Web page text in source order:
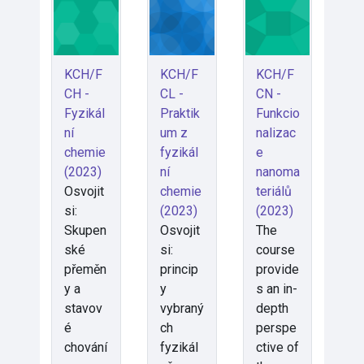
KCH/F
CH -
Fyzikál
ní
chemie
(2023)
Osvojit
si:
Skupen
ské
přeměn
y a
stavov
é
chování
KCH/F
CL -
Praktik
um z
fyzikál
ní
chemie
(2023)
Osvojit
si:
princip
y
vybraný
ch
fyzikál
KCH/F
CN -
Funkcio
nalizac
e
nanoma
teriálů
(2023)
The
course
provide
s an in-
depth
perspe
ctive of